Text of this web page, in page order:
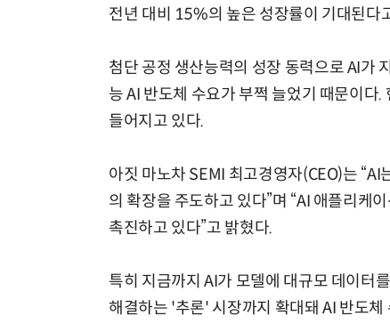
전년 대비 15%의 높은 성장률이 기대된다
첨단 공정 생산능력의 성장 동력으로 AI가
능 AI 반도체 수요가 부쩍 늘었기 때문이다
들어지고 있다.
아짓 마노차 SEMI 최고경영자(CEO)는
의 확장을 주도하고 있다”며 “AI 애플리케
촉진하고 있다”고 밝혔다.
특히 지금까지 AI가 모델에 대규모 데이터
해결하는 '추론' 시장까지 확대돼 AI 반도